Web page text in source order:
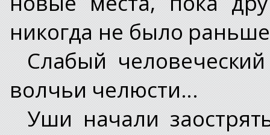
никогда не было
Слабый
волчьи челюсти...
Уши начали